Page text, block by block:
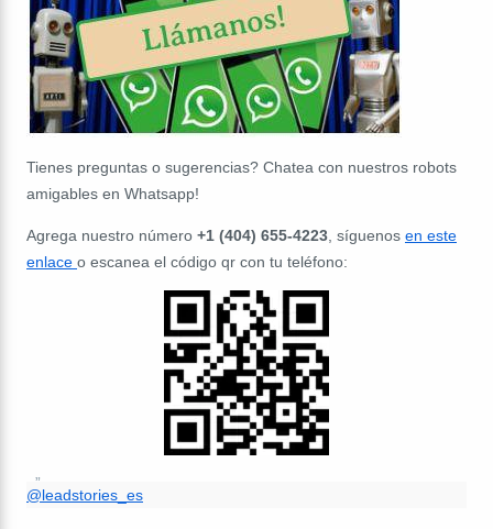
Tienes preguntas o sugerencias? Chatea con nuestros robots
amigables en Whatsapp!
Agrega nuestro número +1 (404) 655-4223 , síguenos en este
enlace o escanea el código qr con tu teléfono:
@leadstories_es